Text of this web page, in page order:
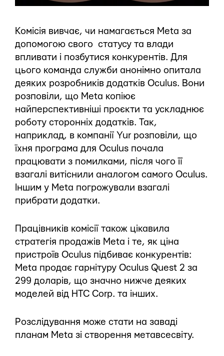
Комісія вивчає, чи намагається Meta за
допомогою свого статусу та влади
впливати і позбутися конкурентів. Для
цього команда служби анонімно опитала
деяких розробників додатків Oculus. Вони
розповіли, що Meta копіює
найперспективніші проєкти та ускладнює
роботу сторонніх додатків. Так,
наприклад, в компанії Yur розповіли, що
їхня програма для Oculus почала
працювати з помилками, після чого її
взагалі витіснили аналогом самого Oculus.
Іншим у Meta погрожували взагалі
прибрати додатки.
Працівників комісії також цікавила
стратегія продажів Meta і те, як ціна
пристроїв Oculus підбиває конкурентів:
Meta продає гарнітуру Oculus Quest 2 за
299 доларів, що значно нижче деяких
моделей від HTC Corp. та інших.
Розслідування може стати на заваді
планам Meta зі створення метавсесвіту.